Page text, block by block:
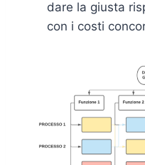
dare la giusta
con i costi